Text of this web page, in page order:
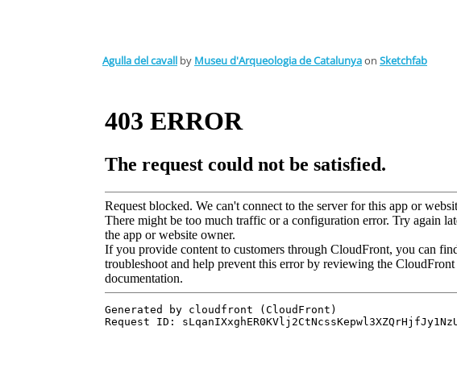
Agulla del cavall by Museu d'Arqueologia de Catalunyaon Sketchfab